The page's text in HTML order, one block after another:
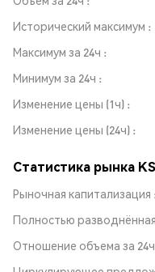
Исторический максимум
Максимум за 24ч
Минимум за 24ч
Изменение цены (1ч)
Изменение цены (24ч)
Статистика рынка
Рыночная капитализация
Полностью
Отношение объема за